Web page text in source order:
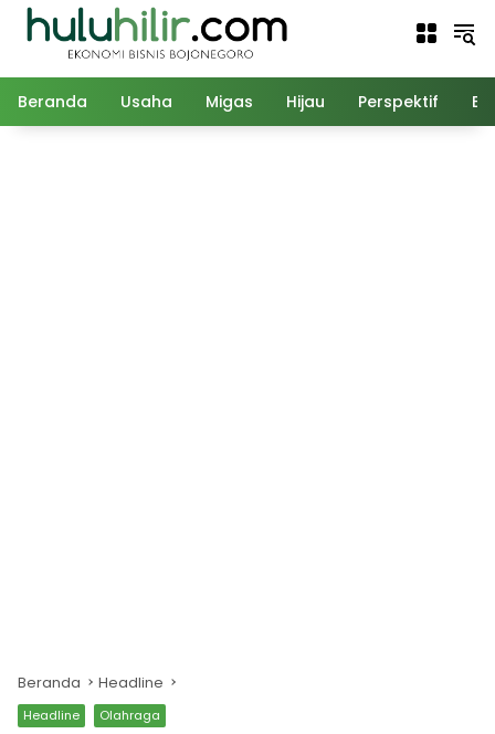
Langsung
Beranda Usaha Migas Hijau Perspektif
Beranda Headline
Headline Olahraga